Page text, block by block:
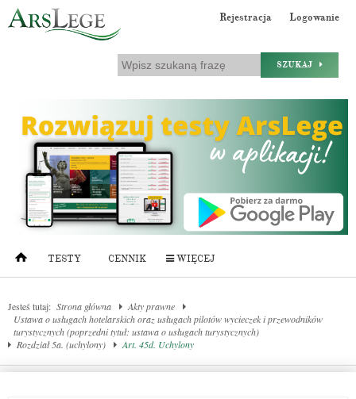
Rejestracja Logowanie
SZUKAJ
TESTY CENNIK WIĘCEJ
Jesteś tutaj: Strona główna
Akty prawne
Ustawa o usługach hotelarskich oraz usługach pilotów wycieczek i przewodników
turystycznych (poprzedni tytuł: ustawa o usługach turystycznych)
Rozdział 5a. (uchylony)
Art. 45d. Uchylony